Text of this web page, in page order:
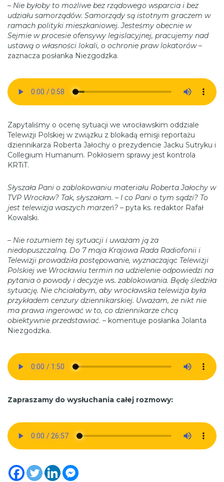
– Nie byłoby to możliwe bez rządowego wsparcia i bez
udziału samorządów. Samorządy są istotnym graczem w
ramach polityki mieszkaniowej. Jesteśmy obecnie w
Sejmie w procesie ofensywy legislacyjnej, pracujemy nad
ustawą o własności lokali, o ochronie praw lokatorów–
zaznacza posłanka Niezgodzka.
Zapytaliśmy o ocenę sytuacji we wrocławskim oddziale
Telewizji Polskiej w związku z blokadą emisji reportażu
dziennikarza Roberta Jałochy o prezydencie Jacku Sutryku i
Collegium Humanum. Pokłosiem sprawy jest kontrola
KRTiT.
Słyszała Pani o zablokowaniu materiału Roberta Jałochy w
TVP Wrocław? Tak, słyszałam. – I co Pani o tym sądzi? To
jest telewizja waszych marzeń? – pyta ks. redaktor Rafał
Kowalski.
– Nie rozumiem tej sytuacji i uważam ją za
niedopuszczalną. Do 7 maja Krajowa Rada Radiofonii i
Telewizji prowadziła postępowanie, wyznaczając Telewizji
Polskiej we Wrocławiu termin na udzielenie odpowiedzi na
pytania o powody i decyzje ws. zablokowania. Będę śledziła
sytuację. Nie chciałabym, aby wrocławska telewizja była
przykładem cenzury dziennikarskiej. Uważam, że nikt nie
ma prawa ingerować w to, co dziennikarze chcą
obiektywnie przedstawiać. – komentuje posłanka Jolanta
Niezgodzka.
Zapraszamy do wysłuchania całej rozmowy: